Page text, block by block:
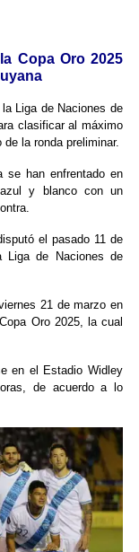
Copa Oro 2025
Liga de Naciones de
clasificar al máximo
la ronda preliminar.
se han enfrentado en
y blanco con un
el pasado 11 de
de Naciones de
21 de marzo en
Oro 2025, la cual
en el Estadio Widley
de acuerdo a lo